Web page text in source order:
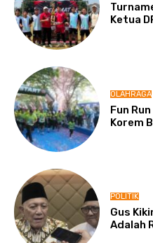
Ketua
OLAHRAGA
Fun
Korem
POLITIK
Gus
Adalah